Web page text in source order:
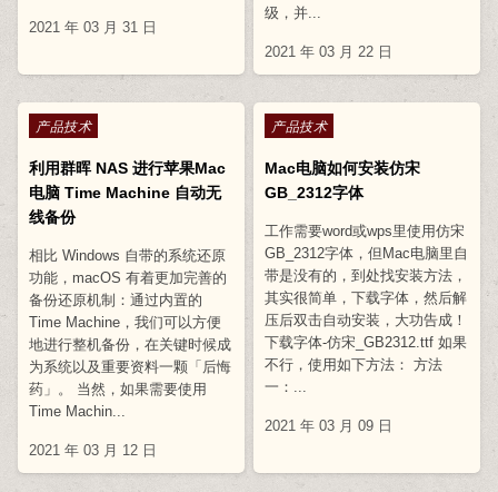
2021 年 03 月 31 日
级，并...
2021 年 03 月 22 日
Posted in
产品技术
利用群晖 NAS 进行苹果Mac
电脑 Time Machine 自动无
线备份
相比 Windows 自带的系统还原
功能，macOS 有着更加完善的
备份还原机制：通过内置的
Time Machine，我们可以方便
地进行整机备份，在关键时候成
为系统以及重要资料一颗「后悔
药」。 当然，如果需要使用
Time Machin...
2021 年 03 月 12 日
Posted in
产品技术
Mac电脑如何安装仿宋
GB_2312字体
工作需要word或wps里使用仿宋
GB_2312字体，但Mac电脑里自
带是没有的，到处找安装方法，
其实很简单，下载字体，然后解
压后双击自动安装，大功告成！
下载字体-仿宋_GB2312.ttf 如果
不行，使用如下方法： 方法
一：...
2021 年 03 月 09 日